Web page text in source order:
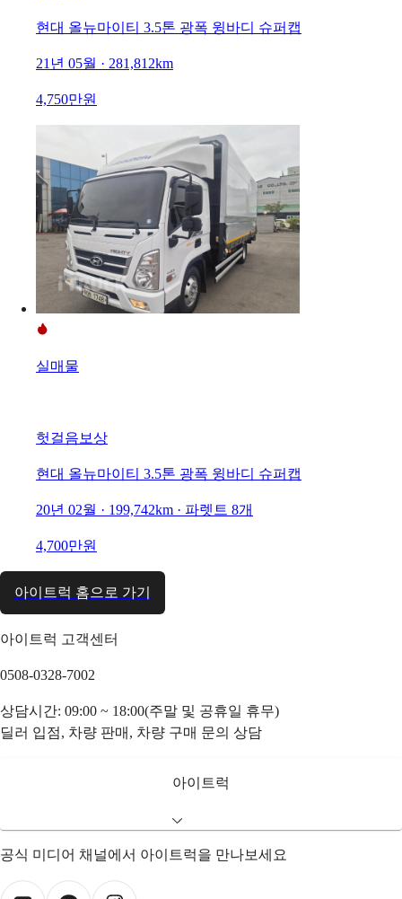
현대 올뉴마이티 3.5톤 광폭 윙바디 슈퍼캡
21년 05월 · 281,812km
4,750만원
실매물
헛걸음보상
현대 올뉴마이티 3.5톤 광폭 윙바디 슈퍼캡
20년 02월 · 199,742km · 파렛트 8개
4,700만원
아이트럭 홈으로 가기
아이트럭 고객센터
0508-0328-7002
상담시간: 09:00 ~ 18:00(주말 및 공휴일 휴무)
딜러 입점, 차량 판매, 차량 구매 문의 상담
아이트럭
공식 미디어 채널에서 아이트럭을 만나보세요